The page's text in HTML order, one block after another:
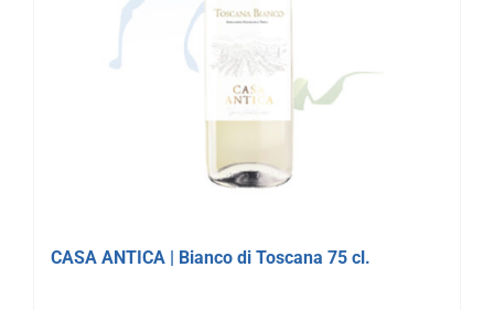
CASA ANTICA | Bianco di Toscana 75 cl.